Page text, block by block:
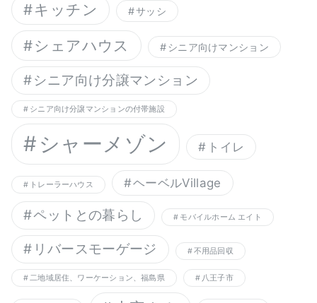
キッチン サッシ
シェアハウス シニア向けマンション
シニア向け分譲マンション
シニア向け分譲マンションの付帯施設
シャーメゾン トイレ
トレーラーハウス ヘーベルVillage
ペットとの暮らし モバイルホーム エイト
リバースモーゲージ 不用品回収
二地域居住、ワーケーション、福島県 八王子市